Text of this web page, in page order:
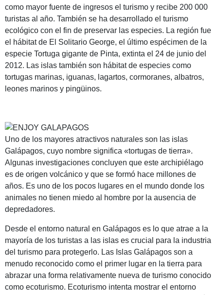
como mayor fuente de ingresos el turismo y recibe 200 000
turistas al año. También se ha desarrollado el turismo
ecológico con el fin de preservar las especies. La región fue
el hábitat de El Solitario George, el último espécimen de la
especie Tortuga gigante de Pinta, extinta el 24 de junio del
2012. Las islas también son hábitat de especies como
tortugas marinas, iguanas, lagartos, cormoranes, albatros,
leones marinos y pingüinos.
Uno de los mayores atractivos naturales son las islas
Galápagos, cuyo nombre significa «tortugas de tierra».
Algunas investigaciones concluyen que este archipiélago
es de origen volcánico y que se formó hace millones de
años. Es uno de los pocos lugares en el mundo donde los
animales no tienen miedo al hombre por la ausencia de
depredadores.
Desde el entorno natural en Galápagos es lo que atrae a la
mayoría de los turistas a las islas es crucial para la industria
del turismo para protegerlo. Las Islas Galápagos son a
menudo reconocido como el primer lugar en la tierra para
abrazar una forma relativamente nueva de turismo conocido
como ecoturismo. Ecoturismo intenta mostrar el entorno